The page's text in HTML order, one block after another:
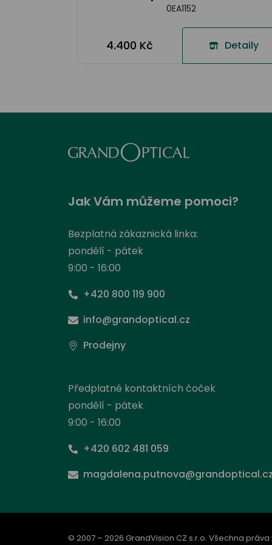
0EA1152
4.400 Kč Detaily
Jak Vám můžeme pomoci?
Bezplatná zákaznická linka:
pondělí - pátek
9:00 - 16:00
+420 800 119 900
info@grandoptical.cz
Prodejny
Předplatné kontaktních čoček
pondělí - pátek
9:00 - 16:00
+420 602 481 059
magdalena.putnova@grandoptical.cz
© 2007 – 2026 GrandVision CZ s.r.o. Všechna
od